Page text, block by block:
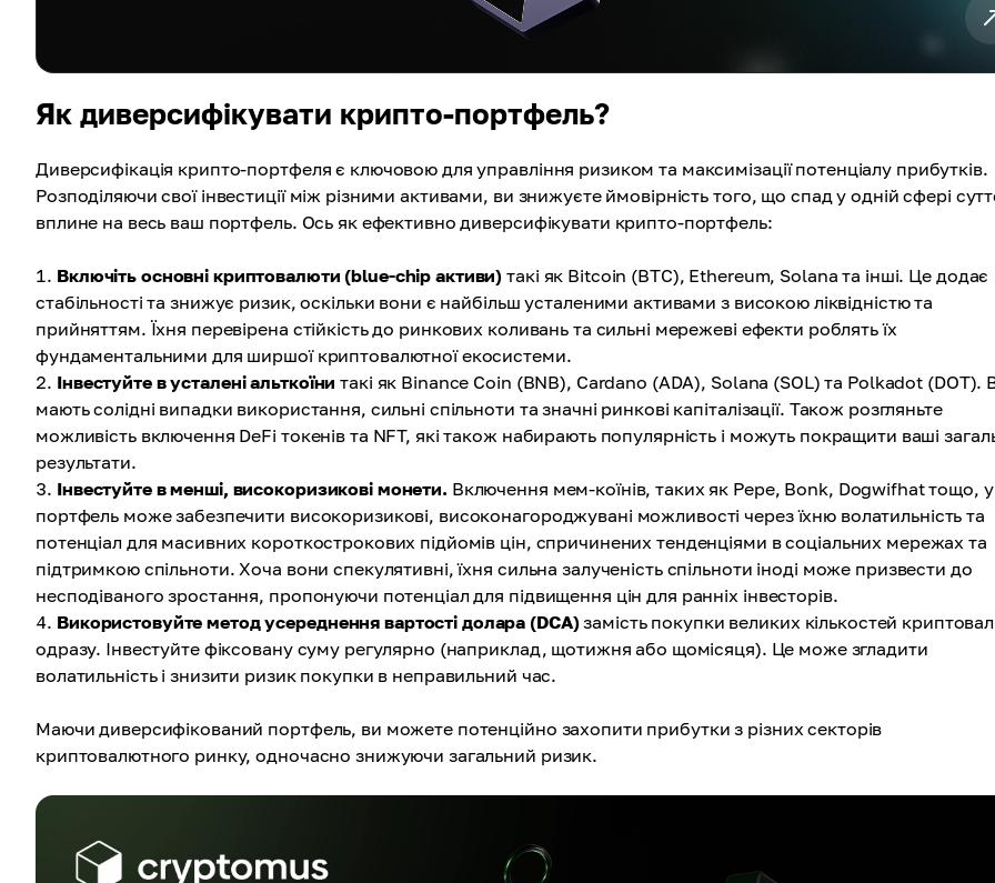
Як диверсифікувати крипто-портфель?
Диверсифікація крипто-портфеля є ключовою для управління ризиком та максимізації потенціалу прибутків.
Розподіляючи свої інвестиції між різними активами, ви знижуєте ймовірність того, що спад у одній сфері
вплине на весь ваш портфель. Ось як ефективно диверсифікувати крипто-портфель:
Включіть основні криптовалюти (blue-chip активи) такі як Bitcoin (BTC), Ethereum, Solana та інші. Це додає
стабільності та знижує ризик, оскільки вони є найбільш усталеними активами з високою ліквідністю та
прийняттям. Їхня перевірена стійкість до ринкових коливань та сильні мережеві ефекти роблять їх
фундаментальними для ширшої криптовалютної екосистеми.
Інвестуйте в усталені альткоїни такі як Binance Coin (BNB), Cardano (ADA), Solana (SOL) та Polkadot (DOT).
мають солідні випадки використання, сильні спільноти та значні ринкові капіталізації. Також розгляньте
можливість включення DeFi токенів та NFT, які також набирають популярність і можуть покращити ваші
результати.
Інвестуйте в менші, високоризикові монети. Включення мем-коїнів, таких як Pepe, Bonk, Dogwifhat тощо,
портфель може забезпечити високоризикові, високонагороджувані можливості через їхню волатильність та
потенціал для масивних короткострокових підйомів цін, спричинених тенденціями в соціальних мережах та
підтримкою спільноти. Хоча вони спекулятивні, їхня сильна залученість спільноти іноді може призвести до
несподіваного зростання, пропонуючи потенціал для підвищення цін для ранніх інвесторів.
Використовуйте метод усереднення вартості долара (DCA)замість покупки великих кількостей
одразу. Інвестуйте фіксовану суму регулярно (наприклад, щотижня або щомісяця). Це може згладити
волатильність і знизити ризик покупки в неправильний час.
Маючи диверсифікований портфель, ви можете потенційно захопити прибутки з різних секторів
криптовалютного ринку, одночасно знижуючи загальний ризик.